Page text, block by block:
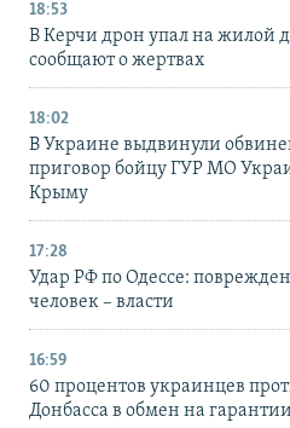
18:53
В Керчи дрон упал на жилой
сообщают о жертвах
18:02
В Украине выдвинули
приговор бойцу ГУР МО
Крыму
17:28
Удар РФ по Одессе:
человек – власти
16:59
60 процентов украинцев
Донбасса в обмен на